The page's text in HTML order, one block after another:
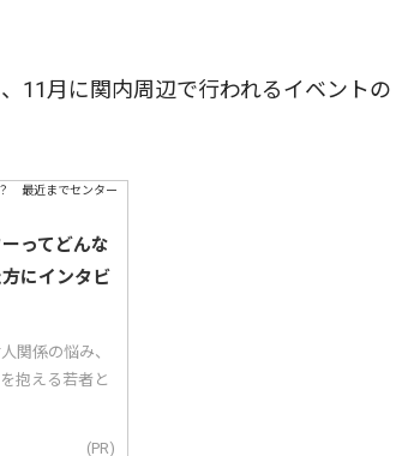
11月に関内周辺で行われるイベントの
ってどんな
にインタビ
関係の悩み、
抱える若者と
(PR)